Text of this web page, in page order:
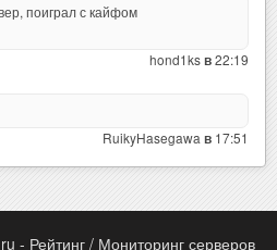
поиграл с кайфом
hond1ksв22:19
RuikyHasegawa в 17:51
- Рейтинг / Мониторинг серверов